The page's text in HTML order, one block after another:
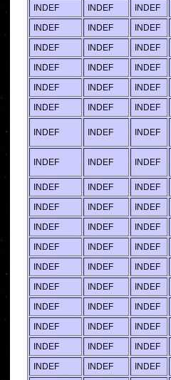
INDEF
INDEF INDEF
INDEF
INDEF INDEF
INDEF
INDEF INDEF
INDEF
INDEF INDEF
INDEF
INDEF INDEF
INDEF
INDEF INDEF
INDEF INDEF INDEF
INDEF INDEF INDEF
INDEF INDEF INDEF
INDEF
INDEF INDEF
INDEF
INDEF INDEF
INDEF
INDEF INDEF
INDEF
INDEF INDEF
INDEF
INDEF INDEF
INDEF
INDEF INDEF
INDEF
INDEF INDEF
INDEF
INDEF INDEF
INDEF
INDEF INDEF